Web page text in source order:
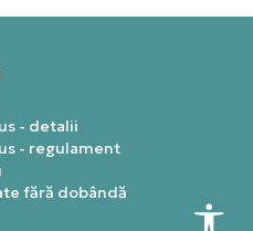
- detalii
- regulament
fără dobândă